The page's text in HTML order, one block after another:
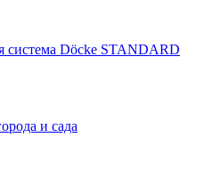
система Döcke STANDARD
и сада